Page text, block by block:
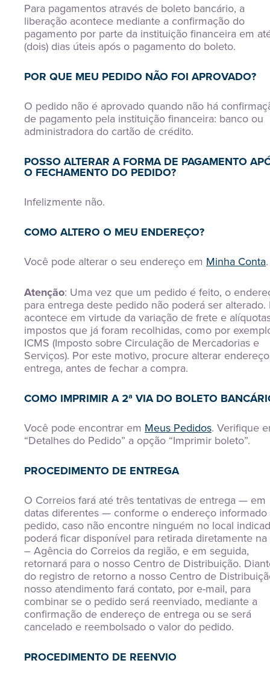
Para pagamentos através de boleto bancário, a
liberação acontece mediante a confirmação do
pagamento por parte da instituição financeira em
(dois) dias úteis após o pagamento do boleto.
POR QUE MEU PEDIDO NÃO FOI APROVADO?
O pedido não é aprovado quando não há
de pagamento pela instituição financeira: banco ou
administradora do cartão de crédito.
POSSO ALTERAR A FORMA DE PAGAMENTO
O FECHAMENTO DO PEDIDO?
Infelizmente não.
COMO ALTERO O MEU ENDEREÇO?
Você pode alterar o seu endereço em Minha Conta.
Atenção: Uma vez que um pedido é feito, o
para entrega deste pedido não poderá ser alterado.
acontece em virtude da variação de frete e
impostos que já foram recolhidas, como por
ICMS (Imposto sobre Circulação de Mercadorias e
Serviços). Por este motivo, procure alterar
entrega, antes de fechar a compra.
COMO IMPRIMIR A 2ª VIA DO BOLETO
Você pode encontrar em Meus Pedidos. Verifique
“Detalhes do Pedido” a opção “Imprimir boleto”.
PROCEDIMENTO DE ENTREGA
O Correios fará até três tentativas de entrega — em
datas diferentes — conforme o endereço informado
pedido, caso não encontre ninguém no local
poderá ficar disponível para retirada diretamente na
– Agência do Correios da região, e em seguida,
retornará para o nosso Centro de Distribuição.
do registro de retorno a nosso Centro de
nosso atendimento fará contato, por e-mail, para
combinar se o pedido será reenviado, mediante a
confirmação de endereço de entrega ou se será
cancelado e reembolsado o valor do pedido.
PROCEDIMENTO DE REENVIO